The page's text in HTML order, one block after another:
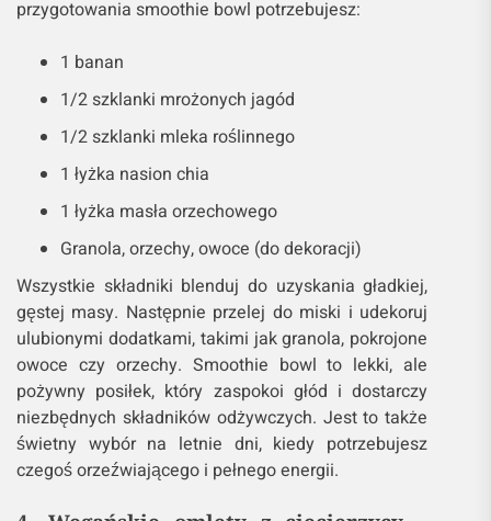
przygotowania smoothie bowl potrzebujesz:
1 banan
1/2 szklanki mrożonych jagód
1/2 szklanki mleka roślinnego
1 łyżka nasion chia
1 łyżka masła orzechowego
Granola, orzechy, owoce (do dekoracji)
Wszystkie składniki blenduj do uzyskania gładkiej,
gęstej masy. Następnie przelej do miski i udekoruj
ulubionymi dodatkami, takimi jak granola, pokrojone
owoce czy orzechy. Smoothie bowl to lekki, ale
pożywny posiłek, który zaspokoi głód i dostarczy
niezbędnych składników odżywczych. Jest to także
świetny wybór na letnie dni, kiedy potrzebujesz
czegoś orzeźwiającego i pełnego energii.